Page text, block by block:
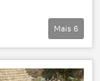
Mais 6